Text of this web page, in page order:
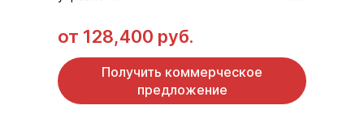
от 128,400 руб.
Получить коммерческое
предложение